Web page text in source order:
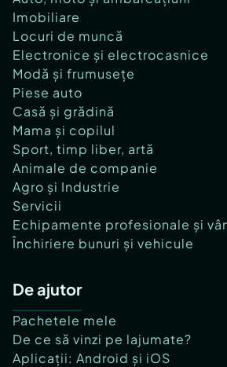
Imobiliare
Locuri de muncă
Electronice și electrocasnice
Modă și frumusețe
Piese auto
Casă și grădină
Mama și copilul
Sport, timp liber, artă
Animale de companie
Agro și Industrie
Servicii
Echipamente profesionale și
Închiriere bunuri și vehicule
De ajutor
Pachetele mele
De ce să vinzi pe lajumate?
Aplicații: Android și iOS